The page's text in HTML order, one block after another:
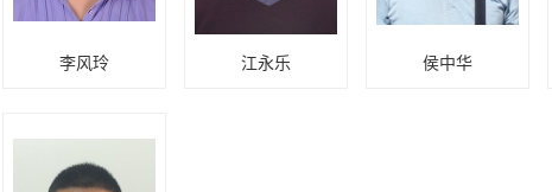
李风玲 江永乐 侯中华